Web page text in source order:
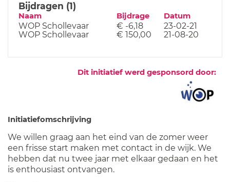
Bijdragen (1)
Naam Bijdrage Datum
WOP Schollevaar € -6,18
23-02-21
WOP Schollevaar
€ 150,00 21-08-20
Dit initiatief werd gesponsord door:
Initiatiefomschrijving
We willen graag aan het eind van de zomer weer
een frisse start maken met contact in de wijk. We
hebben dat nu twee jaar met elkaar gedaan en het
is enthousiast ontvangen.